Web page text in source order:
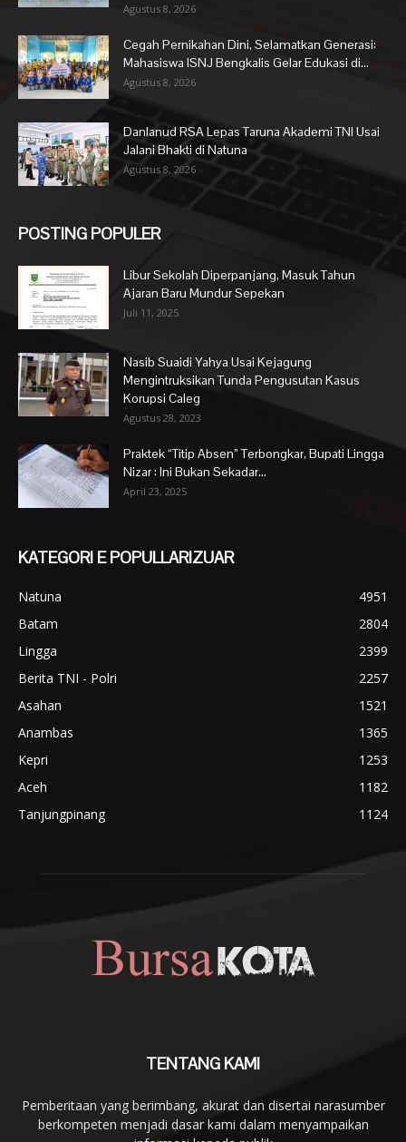
Agustus 8, 2026
Cegah Pernikahan Dini, Selamatkan Generasi:
Mahasiswa ISNJ Bengkalis Gelar Edukasi di...
Agustus 8, 2026
Danlanud RSA Lepas Taruna Akademi TNI Usai
Jalani Bhakti di Natuna
Agustus 8, 2026
POSTING POPULER
Libur Sekolah Diperpanjang, Masuk Tahun
Ajaran Baru Mundur Sepekan
Juli 11, 2025
Nasib Suaidi Yahya Usai Kejagung
Mengintruksikan Tunda Pengusutan Kasus
Korupsi Caleg
Agustus 28, 2023
Praktek “Titip Absen” Terbongkar, Bupati Lingga
Nizar : Ini Bukan Sekadar...
April 23, 2025
KATEGORI E POPULLARIZUAR
Natuna
4951
Batam
2804
Lingga
2399
Berita TNI - Polri
2257
Asahan
1521
Anambas
1365
Kepri
1253
Aceh
1182
Tanjungpinang
1124
TENTANG KAMI
Pemberitaan yang berimbang, akurat dan disertai narasumber
berkompeten menjadi dasar kami dalam menyampaikan